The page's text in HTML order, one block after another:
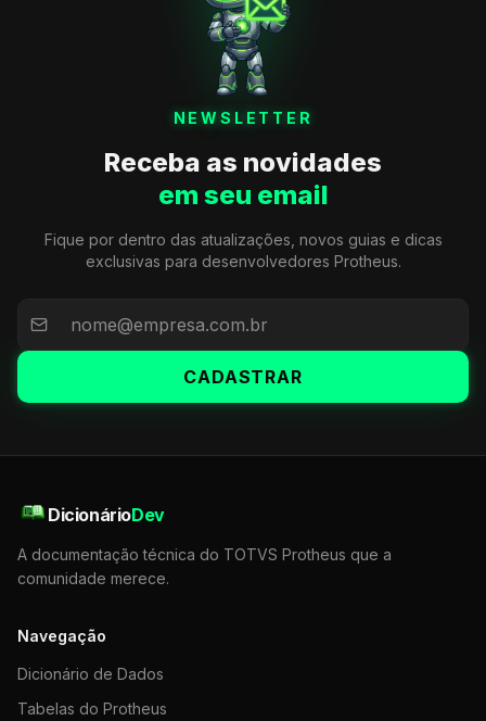
NEWSLETTER
Receba as novidades
em seu email
Fique por dentro das atualizações, novos guias e dicas
exclusivas para desenvolvedores Protheus.
CADASTRAR
DicionárioDev
A documentação técnica do TOTVS Protheus que a
comunidade merece.
Navegação
Dicionário de Dados
Tabelas do Protheus